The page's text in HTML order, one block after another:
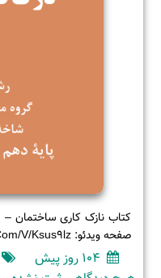
صفحه ویدئو: Https://www.aparat.com/v/ksus9lz
104 روز پیش